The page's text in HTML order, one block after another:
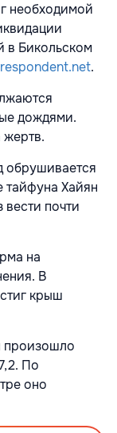
необходимой
в Бикольском
.
дождями.
жертв.
обрушивается
тайфуна Хайян
почти
на
В
крыш
произошло
По
оно